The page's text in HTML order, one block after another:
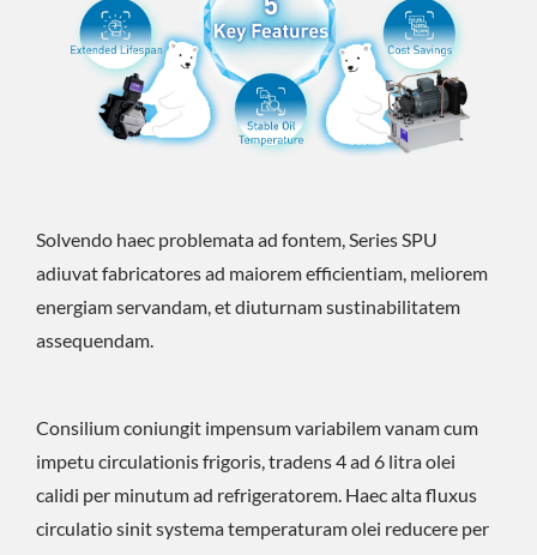
Solvendo haec problemata ad fontem, Series SPU
adiuvat fabricatores ad maiorem efficientiam, meliorem
energiam servandam, et diuturnam sustinabilitatem
assequendam.
Consilium coniungit impensum variabilem vanam cum
impetu circulationis frigoris, tradens 4 ad 6 litra olei
calidi per minutum ad refrigeratorem. Haec alta fluxus
circulatio sinit systema temperaturam olei reducere per